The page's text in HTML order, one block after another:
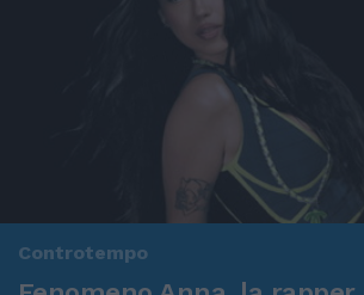
Controtempo